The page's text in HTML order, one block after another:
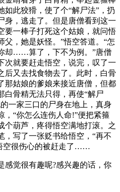
如此狡猾，使了个“解尸法”，扔
身，逃走了。但是唐僧看到这一
要一棒子打死这个姑娘，就问悟
父，她是妖怪。”悟空答道。“怎
却……算了，下不为例。”唐僧
次就要赶走悟空，说完，叹了一
后又去找食物去了。此时，白骨
那姑娘的爹娘来接近唐僧，但都
白骨精无法只得，再使“解尸
一家三口的尸身在地上，真身
，“你怎么连伤人命!”便把紧箍
个葫芦，疼得悟空满地打滚。之
，写了一张贬书给悟空，“再不
空很伤心的被赶走了……
感觉很有趣呢?感兴趣的话，你